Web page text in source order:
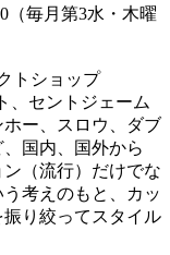
（毎月第3水・木曜
トショップ
、セントジェーム
ー、スロウ、ダブ
国内、国外から
（流行）だけでな
考えのもと、カッ
り絞ってスタイル